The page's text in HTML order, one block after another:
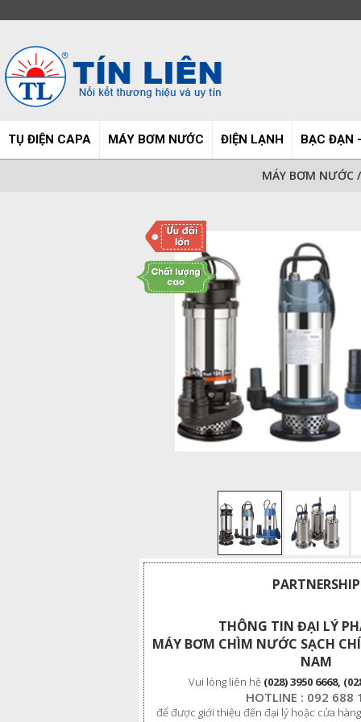
TỤ ĐIỆN CAPA MÁY BƠM NƯỚC ĐIỆN LẠNH BẠC ĐẠN
MÁY BƠM NƯỚC /
PARTNERSHIP
THÔNG TIN ĐẠI LÝ
MÁY BƠM CHÌM NƯỚC SẠCH
NAM
Vui lòng liên hệ (028) 3950 6668,
HOTLINE : 092 688
để được giới thiệu đến đại lý hoặc cửa